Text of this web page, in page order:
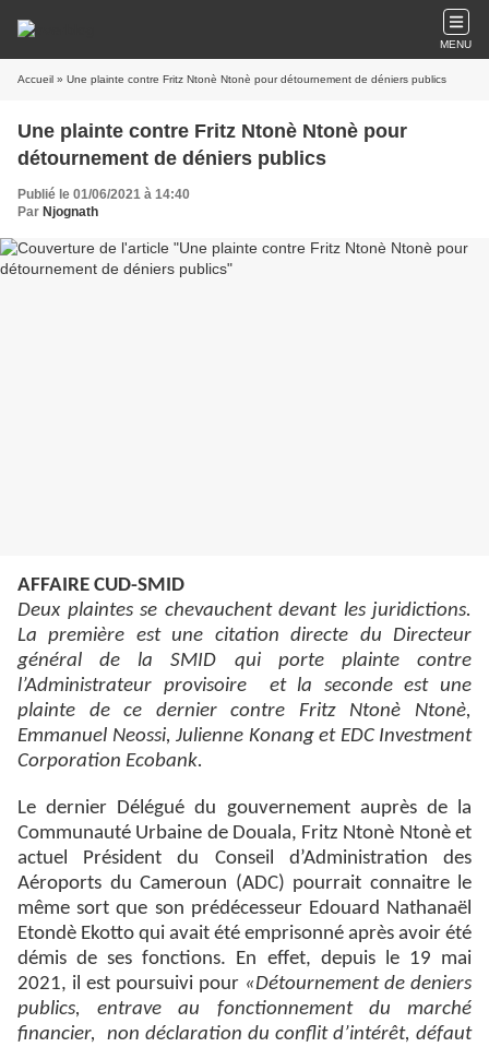
MENU
Accueil » Une plainte contre Fritz Ntonè Ntonè pour détournement de déniers publics
Une plainte contre Fritz Ntonè Ntonè pour
détournement de déniers publics
Publié le 01/06/2021 à 14:40
Par Njognath
AFFAIRE CUD-SMID
Deux plaintes se chevauchent devant les juridictions.
La première est une citation directe du Directeur
général de la SMID qui porte plainte contre
l’Administrateur provisoire et la seconde est une
plainte de ce dernier contre Fritz Ntonè Ntonè,
Emmanuel Neossi, Julienne Konang et EDC Investment
Corporation Ecobank.
Le dernier Délégué du gouvernement auprès de la
Communauté Urbaine de Douala, Fritz Ntonè Ntonè et
actuel Président du Conseil d’Administration des
Aéroports du Cameroun (ADC) pourrait connaitre le
même sort que son prédécesseur Edouard Nathanaël
Etondè Ekotto qui avait été emprisonné après avoir été
démis de ses fonctions. En effet, depuis le 19 mai
2021, il est poursuivi pour «Détournement de deniers
publics, entrave au fonctionnement du marché
financier, non déclaration du conflit d’intérêt, défaut